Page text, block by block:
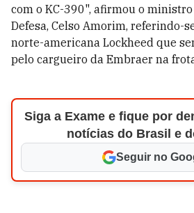
com o KC-390", afirmou o
Defesa, Celso Amorim, referindo-
norte-americana Lockheed que
pelo cargueiro da Embraer na
Siga a Exame e fique por
notícias do Brasil e
Seguir no